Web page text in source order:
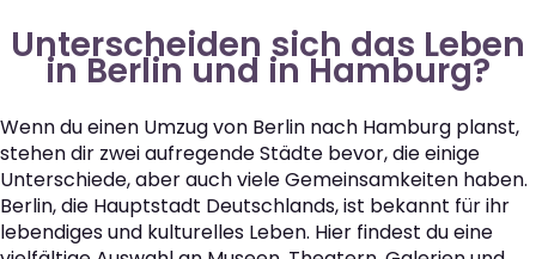
Unterscheiden sich das Leben
in Berlin und in Hamburg?
Wenn du einen Umzug von Berlin nach Hamburg planst,
stehen dir zwei aufregende Städte bevor, die einige
Unterschiede, aber auch viele Gemeinsamkeiten haben.
Berlin, die Hauptstadt Deutschlands, ist bekannt für ihr
lebendiges und kulturelles Leben. Hier findest du eine